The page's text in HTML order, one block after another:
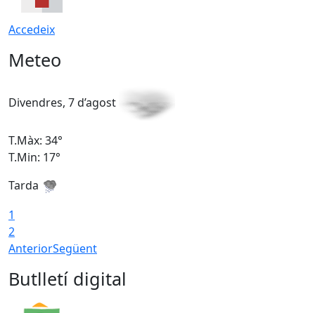
Accedeix
Meteo
Divendres, 7 d’agost
T.Màx: 34°
T.Min: 17°
Tarda
1
2
AnteriorSegüent
Butlletí digital